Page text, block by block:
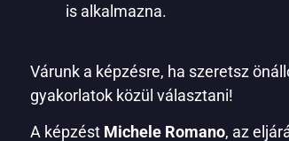
is alkalmazna.
Várunk a képzésre, ha szeretsz
gyakorlatok közül választani!
A képzést Michele Romano, az